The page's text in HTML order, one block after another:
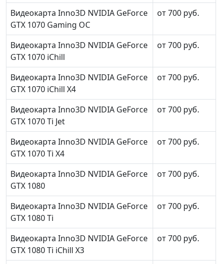
Видеокарта Inno3D NVIDIA GeForce
GTX 1070 Gaming OC
от 700 руб.
Видеокарта Inno3D NVIDIA GeForce
GTX 1070 iChill
от 700 руб.
Видеокарта Inno3D NVIDIA GeForce
GTX 1070 iChill X4
от 700 руб.
Видеокарта Inno3D NVIDIA GeForce
GTX 1070 Ti Jet
от 700 руб.
Видеокарта Inno3D NVIDIA GeForce
GTX 1070 Ti X4
от 700 руб.
Видеокарта Inno3D NVIDIA GeForce
GTX 1080
от 700 руб.
Видеокарта Inno3D NVIDIA GeForce
GTX 1080 Ti
от 700 руб.
Видеокарта Inno3D NVIDIA GeForce
GTX 1080 Ti iChill X3
от 700 руб.